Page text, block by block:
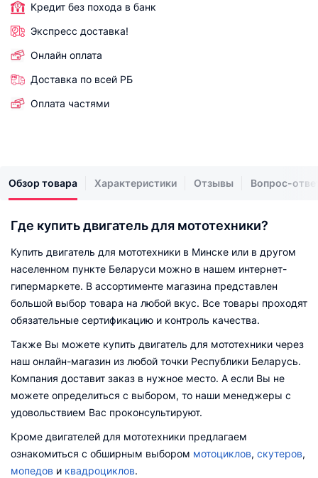
Кредит без похода в банк
Экспресс доставка!
Онлайн оплата
Доставка по всей РБ
Оплата частями
Обзор товара Характеристики Отзывы Вопрос-
Где купить двигатель для мототехники?
Купить двигатель для мототехники в Минске или в другом
населенном пункте Беларуси можно в нашем интернет-
гипермаркете. В ассортименте магазина представлен
большой выбор товара на любой вкус. Все товары проходят
обязательные сертификацию и контроль качества.
Также Вы можете купить двигатель для мототехники через
наш онлайн-магазин из любой точки Республики Беларусь.
Компания доставит заказ в нужное место. А если Вы не
можете определиться с выбором, то наши менеджеры с
удовольствием Вас проконсультируют.
Кроме двигателей для мототехники предлагаем
ознакомиться с обширным выбором мотоциклов, скутеров,
мопедов и квадроциклов.